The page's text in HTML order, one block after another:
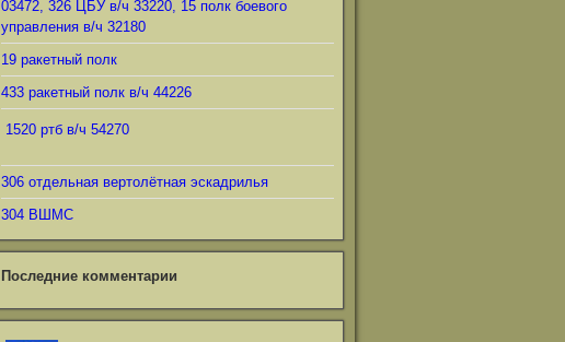
03472, 326 ЦБУ в/ч 33220, 15 полк боевого
управления в/ч 32180
19 ракетный полк
433 ракетный полк в/ч 44226
1520 ртб в/ч 54270
306 отдельная вертолётная эскадрилья
304 ВШМС
Последние комментарии